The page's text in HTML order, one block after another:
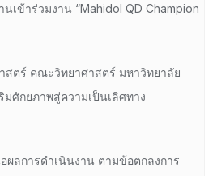
เข้าร่วมงาน “Mahidol QD Champion
ตร์ คณะวิทยาศาสตร์ มหาวิทยาลัย
ศักยภาพสู่ความเป็นเลิศทาง
ลการดำเนินงาน ตามข้อตกลงการ